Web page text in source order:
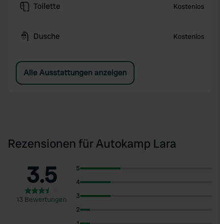
Toilette Kostenlos
Dusche Kostenlos
Alle Ausstattungen anzeigen
Rezensionen für Autokamp Lara
3.5
13 Bewertungen
5
4
3
2